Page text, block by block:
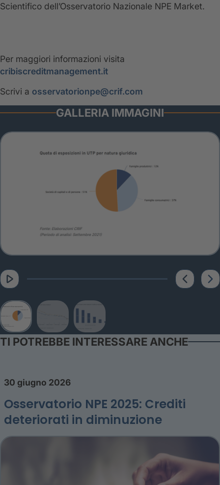
Scientifico dell’Osservatorio Nazionale NPE Market.
Per maggiori informazioni visita
cribiscreditmanagement.it
Scrivi a osservatorionpe@crif.com
GALLERIA IMMAGINI
TI POTREBBE INTERESSARE ANCHE
30 giugno 2026
Osservatorio NPE 2025: Crediti
deteriorati in diminuzione